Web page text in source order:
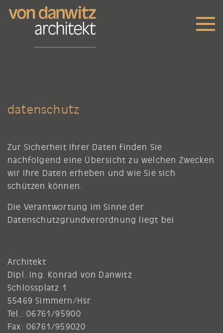
datenschutz
Zur Sicherheit Ihrer Daten finden Sie
nachfolgend eine Übersicht zu welchen Zwecken
wir Ihre Daten erheben und wie Sie sich
schützen können.
Die Verantwortung im Sinne der
Datenschutzgrundverordnung liegt bei
Architekt
Dipl. Ing. Konrad von Danwitz
Schlossplatz 1
55469 Simmern/Hsr.
Tel.: 06761/95900
Fax: 06761/959020